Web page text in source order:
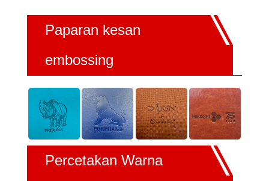
Paparan kesan
embossing
Percetakan Warna